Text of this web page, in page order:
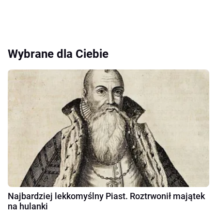
Wybrane dla Ciebie
Najbardziej lekkomyślny Piast. Roztrwonił majątek
na hulanki